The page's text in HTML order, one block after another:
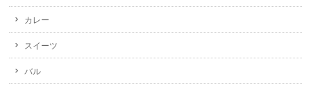
カレー
スイーツ
バル